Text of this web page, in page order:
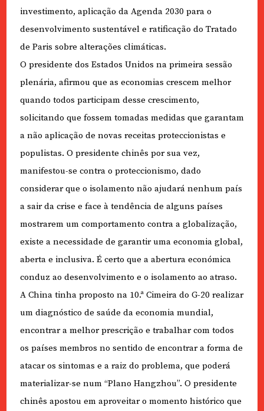
investimento, aplicação da Agenda 2030 para o
desenvolvimento sustentável e ratificação do Tratado
de Paris sobre alterações climáticas.
O presidente dos Estados Unidos na primeira sessão
plenária, afirmou que as economias crescem melhor
quando todos participam desse crescimento,
solicitando que fossem tomadas medidas que garantam
a não aplicação de novas receitas proteccionistas e
populistas. O presidente chinês por sua vez,
manifestou-se contra o proteccionismo, dado
considerar que o isolamento não ajudará nenhum país
a sair da crise e face à tendência de alguns países
mostrarem um comportamento contra a globalização,
existe a necessidade de garantir uma economia global,
aberta e inclusiva. É certo que a abertura económica
conduz ao desenvolvimento e o isolamento ao atraso.
A China tinha proposto na 10.ª Cimeira do G-20 realizar
um diagnóstico de saúde da economia mundial,
encontrar a melhor prescrição e trabalhar com todos
os países membros no sentido de encontrar a forma de
atacar os sintomas e a raiz do problema, que poderá
materializar-se num “Plano Hangzhou”. O presidente
chinês apostou em aproveitar o momento histórico que